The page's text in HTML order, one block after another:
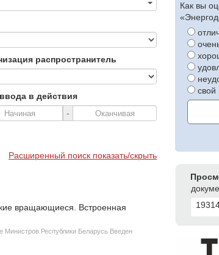
распространитель
в действия
-
Расширенный поиск показать/скрыть
вращающиеся. Встроенная
Министров Республики Беларусь Введен
Как вы
свой